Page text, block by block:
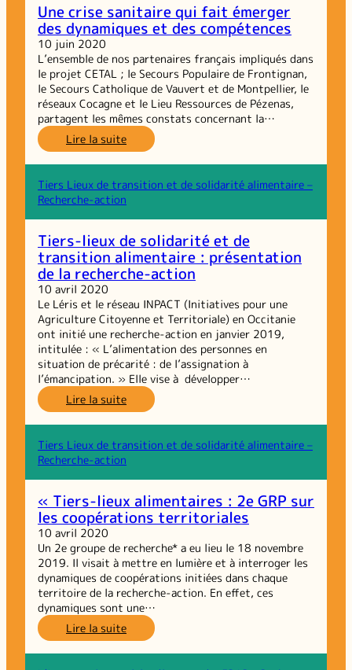
Régionales
du
GRAINE
Occitanie
sur
les
inégalités
sociales
de
santé
Une crise sanitaire qui fait émerger
des dynamiques et des compétences
10 juin 2020
L’ensemble de nos partenaires français impliqués dans
le projet CETAL ; le Secours Populaire de Frontignan,
le Secours Catholique de Vauvert et de Montpellier, le
réseaux Cocagne et le Lieu Ressources de Pézenas,
partagent les mêmes constats concernant la…
Lire la suite:
Une
crise
sanitaire
des
dynamiques
et
compétences
Tiers Lieux de transition et de solidarité alimentaire –
Recherche-action
Tiers-lieux de solidarité et de
transition alimentaire : présentation
de la recherche-action
10 avril 2020
Le Léris et le réseau INPACT (Initiatives pour une
Agriculture Citoyenne et Territoriale) en Occitanie
ont initié une recherche-action en janvier 2019,
intitulée : « L’alimentation des personnes en
situation de précarité : de l’assignation à
l’émancipation. » Elle vise à développer…
Lire la suite:
Tiers-
lieux
de
transition
alimentaire :
de
la
recherche-
action
Tiers Lieux de transition et de solidarité alimentaire –
Recherche-action
« Tiers-lieux alimentaires : 2e GRP sur
les coopérations territoriales
10 avril 2020
Un 2e groupe de recherche* a eu lieu le 18 novembre
2019. Il visait à mettre en lumière et à interroger les
dynamiques de coopérations initiées dans chaque
territoire de la recherche-action. En effet, ces
dynamiques sont une…
Lire la suite:
« Tiers-
lieux